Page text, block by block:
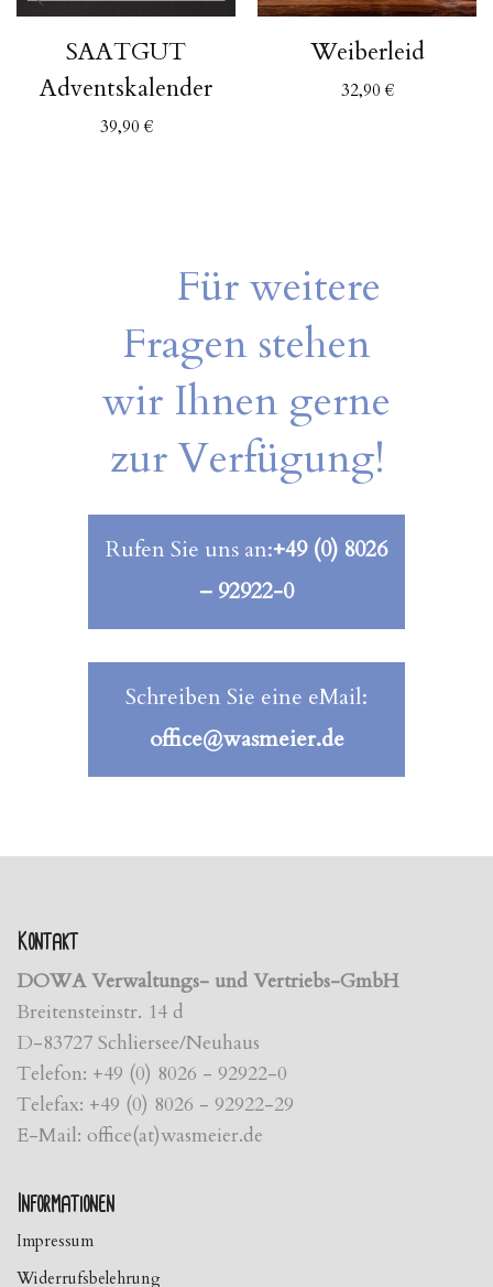
SAATGUT
Adventskalender
39,90€
Weiberleid
32,90€
Für weitere
Fragen stehen
wir Ihnen gerne
zur Verfügung!
Rufen Sie uns an:+49 (0) 8026
– 92922-0
Schreiben Sie eine eMail:
office@wasmeier.de
Kontakt
DOWA Verwaltungs- und Vertriebs-GmbH
Breitensteinstr. 14 d
D-83727 Schliersee/Neuhaus
Telefon: +49 (0) 8026 - 92922-0
Telefax: +49 (0) 8026 - 92922-29
E-Mail: office(at)wasmeier.de
Informationen
Impressum
Widerrufsbelehrung